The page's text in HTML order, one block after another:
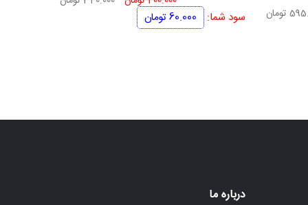
تومان سود شما: 60.000تومان
درباره ما